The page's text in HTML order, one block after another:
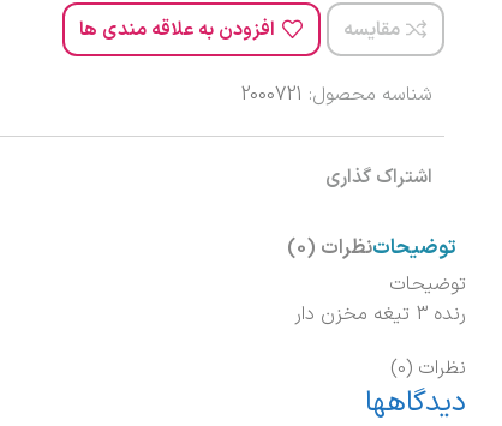
مقایسه افزودن به علاقه مندی ها
شناسه محصول: 2000721
اشتراک گذاری
توضیحاتنظرات (0)
توضیحات
رنده 3 تیغه مخزن دار
نظرات (0)
دیدگاهها